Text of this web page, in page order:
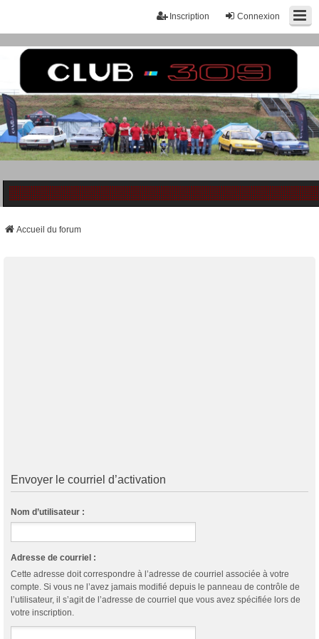
Connexion
Inscription
Accueil du forum
Envoyer le courriel d’activation
Nom d’utilisateur :
Adresse de courriel :
Cette adresse doit correspondre à l’adresse de courriel associée à votre
compte. Si vous ne l’avez jamais modifié depuis le panneau de contrôle de
l’utilisateur, il s’agit de l’adresse de courriel que vous avez spécifiée lors de
votre inscription.